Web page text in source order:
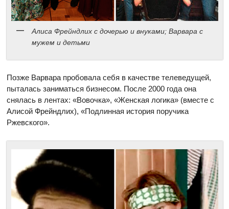
Алиса Фрейндлих с дочерью и внуками; Варвара с
мужем и детьми
Позже Варвара пробовала себя в качестве телеведущей,
пыталась заниматься бизнесом. После 2000 года она
снялась в лентах: «Вовочка», «Женская логика» (вместе с
Алисой Фрейндлих), «Подлинная история поручика
Ржевского».